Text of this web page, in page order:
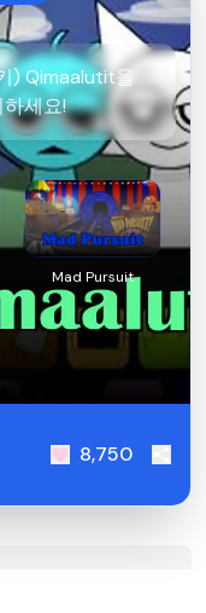
) Qimaalutit을
세요!
Mad Pursuit
8,750